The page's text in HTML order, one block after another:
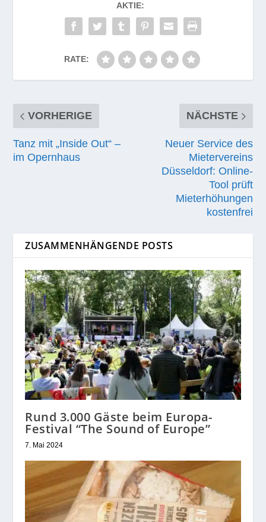
AKTIE:
RATE:
VORHERIGE
Tanz mit „Inside Out“ –
im Opernhaus
NÄCHSTE
Neuer Service des
Mietervereins
Düsseldorf: Online-
Tool prüft
Mieterhöhungen
kostenfrei
ZUSAMMENHÄNGENDE POSTS
Rund 3.000 Gäste beim Europa-
Festival “The Sound of Europe”
7. Mai 2024